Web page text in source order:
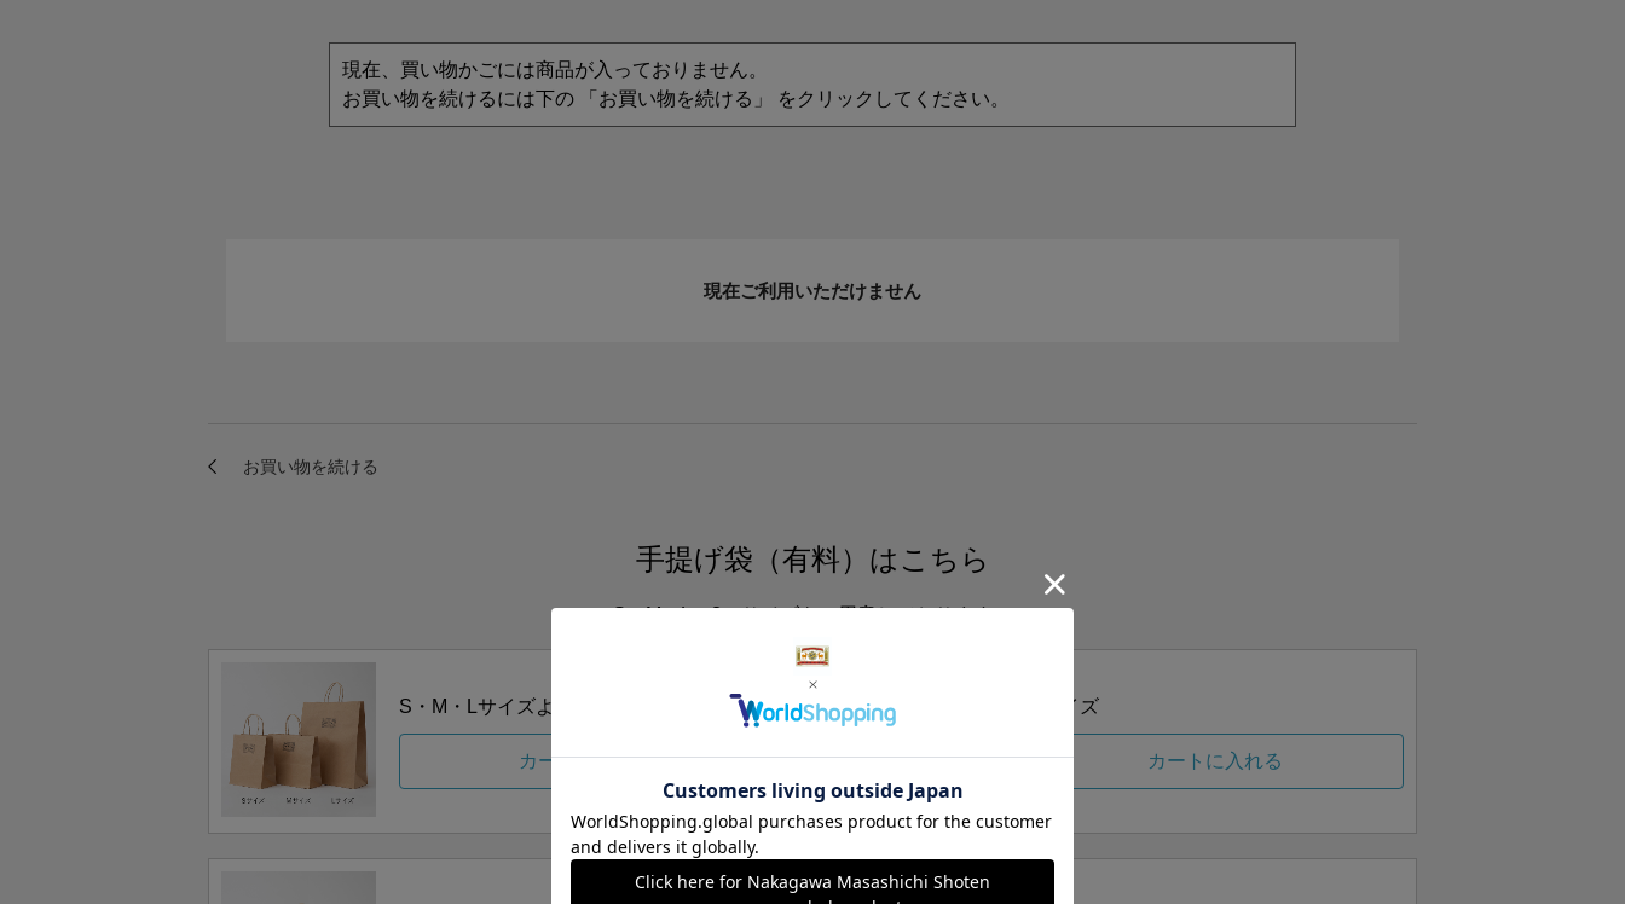
現在、買い物かごには商品が入っておりません。
お買い物を続けるには下の 「お買い物を続ける」 をクリックしてください。
現在ご利用いただけません
手提げ袋（有料）はこちら
S・M・Lの3つサイズをご用意しております。
S・M・Lサイズより当店にお任せ
カートに入れる
Sサイズ
カートに入れる